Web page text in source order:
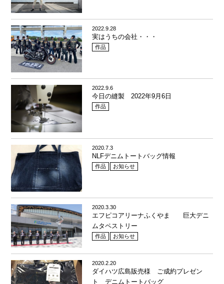
2022.9.28
実はうちの会社・・・
作品
2022.9.6
今日の縫製 2022年9月6日
作品
2020.7.3
NLFデニムトートバッグ情報
作品 お知らせ
2020.3.30
エフピコアリーナふくやま 巨大デニ
ムタペストリー
作品 お知らせ
2020.2.20
ダイハツ広島販売様 ご成約プレゼン
ト デニムトートバッグ